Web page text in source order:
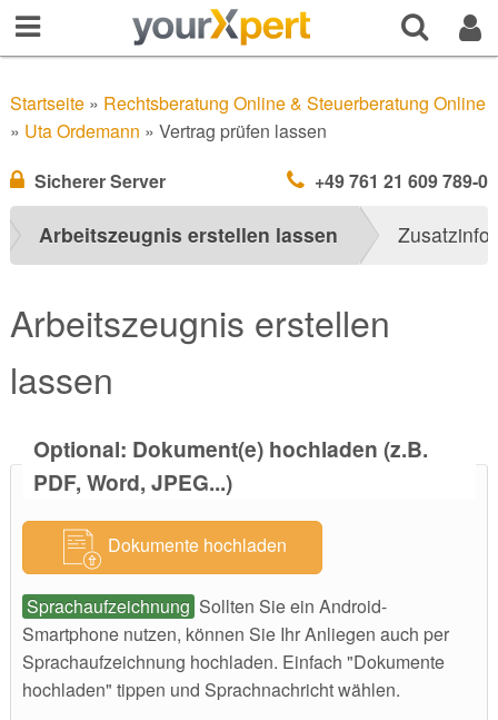
Startseite» Rechtsberatung Online & Steuerberatung Online
» Uta Ordemann » Vertrag prüfen lassen
Sicherer Server
+49 761 21 609 789-0
Arbeitszeugnis erstellen lassen
Arbeitszeugnis erstellen
lassen
Optional: Dokument(e) hochladen (z.B.
PDF, Word, JPEG...)
Dokumente hochladen
Sprachaufzeichnung Sollten Sie ein Android-
Smartphone nutzen, können Sie Ihr Anliegen auch per
Sprachaufzeichnung hochladen. Einfach "Dokumente
hochladen" tippen und Sprachnachricht wählen.